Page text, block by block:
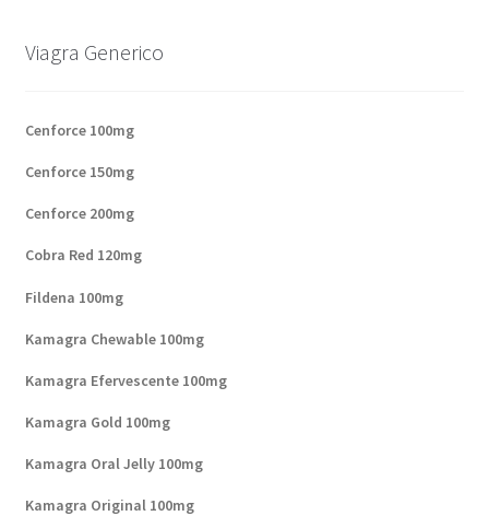
Viagra Generico
Cenforce 100mg
Cenforce 150mg
Cenforce 200mg
Cobra Red 120mg
Fildena 100mg
Kamagra Chewable 100mg
Kamagra Efervescente 100mg
Kamagra Gold 100mg
Kamagra Oral Jelly 100mg
Kamagra Original 100mg